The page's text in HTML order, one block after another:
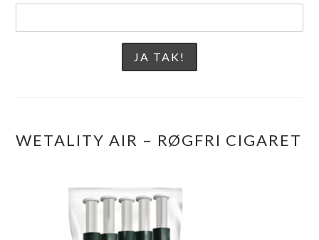
WETALITY AIR – RØGFRI CIGARET